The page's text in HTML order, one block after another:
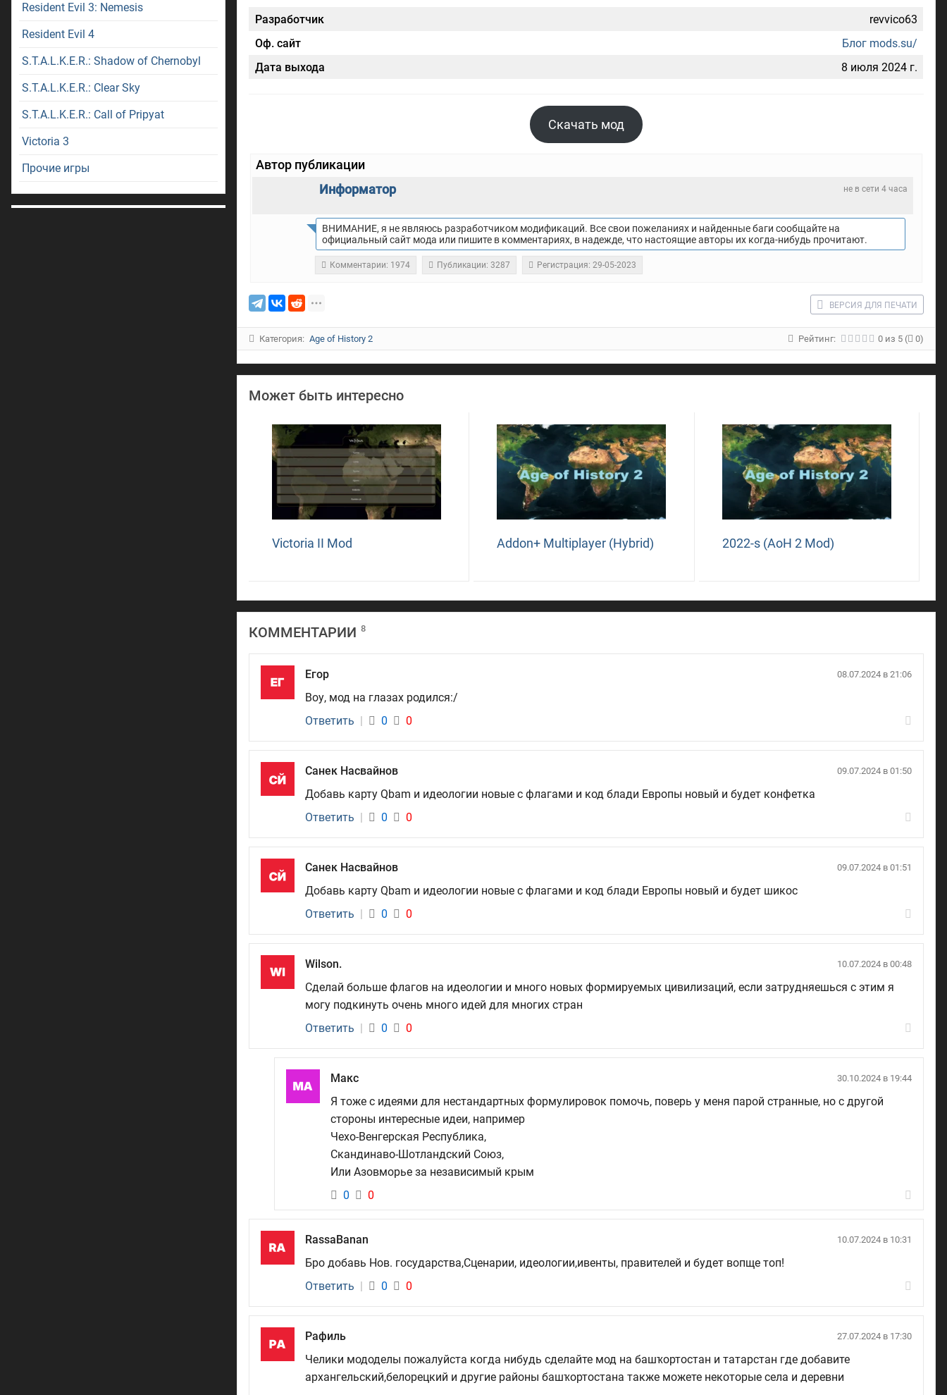
Разработчик
revvico63
Оф. сайт
Блог mods.su/
Дата выхода
8 июля 2024 г.
Скачать мод
Автор публикации
не в сети 4 часа
Информатор
ВНИМАНИЕ, я не являюсь разработчиком модификаций. Все свои пожеланиях и найденные баги сообщайте на
официальный сайт мода или пишите в комментариях, в надежде, что настоящие авторы их когда-нибудь прочитают.
Комментарии: 1974 Публикации: 3287 Регистрация: 29-05-2023
ВЕРСИЯ ДЛЯ ПЕЧАТИ
Категория: Age of History 2 Рейтинг: 0 из 5 ( 0)
Может быть интересно
Victoria II Mod Addon+ Multiplayer (Hybrid) 2022-s (AoH 2 Mod)
КОММЕНТАРИИ 8
Егор 08.07.2024 в 21:06
Воу, мод на глазах родился:/
Ответить | 0 0
Санек Насвайнов 09.07.2024 в 01:50
Добавь карту Qbam и идеологии новые с флагами и код блади Европы новый и будет конфетка
Ответить | 0 0
Санек Насвайнов 09.07.2024 в 01:51
Добавь карту Qbam и идеологии новые с флагами и код блади Европы новый и будет шикос
Ответить | 0 0
Wilson. 10.07.2024 в 00:48
Сделай больше флагов на идеологии и много новых формируемых цивилизаций, если затрудняешься с этим я
могу подкинуть очень много идей для многих стран
Ответить | 0 0
Макс 30.10.2024 в 19:44
Я тоже с идеями для нестандартных формулировок помочь, поверь у меня парой странные, но с другой
стороны интересные идеи, например
Чехо-Венгерская Республика,
Скандинаво-Шотландский Союз,
Или Азовморье за независимый крым
0
0
RassaBanan 10.07.2024 в 10:31
Бро добавь Нов. государства,Сценарии, идеологии,ивенты, правителей и будет вопще топ!
Ответить | 0 0
Рафиль 27.07.2024 в 17:30
Челики мододелы пожалуйста когда нибудь сделайте мод на башҡортостан и татарстан где добавите
архангельский,белорецкий и другие районы башҡортостана также можете некоторые села и деревни
Resident Evil 3: Nemesis
Resident Evil 4
S.T.A.L.K.E.R.: Shadow of Chernobyl
S.T.A.L.K.E.R.: Clear Sky
S.T.A.L.K.E.R.: Call of Pripyat
Victoria 3
Прочие игры